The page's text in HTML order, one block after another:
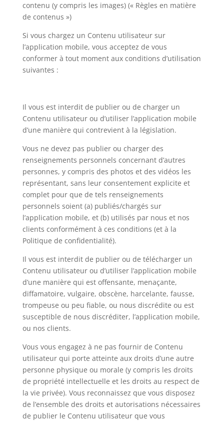
contenu (y compris les images) (« Règles en matière
de contenus »)
Si vous chargez un Contenu utilisateur sur
l’application mobile, vous acceptez de vous
conformer à tout moment aux conditions d’utilisation
suivantes :
Il vous est interdit de publier ou de charger un
Contenu utilisateur ou d’utiliser l’application mobile
d’une manière qui contrevient à la législation.
Vous ne devez pas publier ou charger des
renseignements personnels concernant d’autres
personnes, y compris des photos et des vidéos les
représentant, sans leur consentement explicite et
complet pour que de tels renseignements
personnels soient (a) publiés/chargés sur
l’application mobile, et (b) utilisés par nous et nos
clients conformément à ces conditions (et à la
Politique de confidentialité).
Il vous est interdit de publier ou de télécharger un
Contenu utilisateur ou d’utiliser l’application mobile
d’une manière qui est offensante, menaçante,
diffamatoire, vulgaire, obscène, harcelante, fausse,
trompeuse ou peu fiable, ou nous discrédite ou est
susceptible de nous discréditer, l’application mobile,
ou nos clients.
Vous vous engagez à ne pas fournir de Contenu
utilisateur qui porte atteinte aux droits d’une autre
personne physique ou morale (y compris les droits
de propriété intellectuelle et les droits au respect de
la vie privée). Vous reconnaissez que vous disposez
de l’ensemble des droits et autorisations nécessaires
de publier le Contenu utilisateur que vous